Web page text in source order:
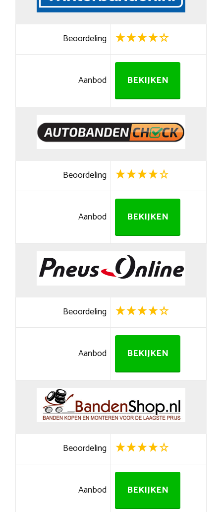
Beoordeling
Aanbod BEKIJKEN
Beoordeling
Aanbod BEKIJKEN
Beoordeling
Aanbod BEKIJKEN
Beoordeling
Aanbod BEKIJKEN